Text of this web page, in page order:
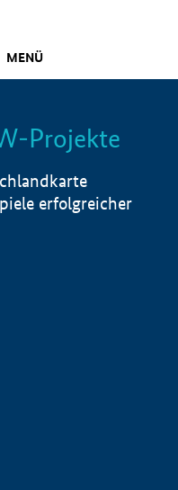
MENÜ
Info
Projekte
erfolgreicher